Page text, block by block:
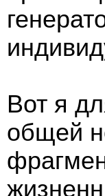
Вот я
общей